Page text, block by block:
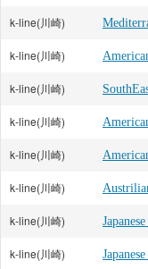
k-line(川崎)
k-line(川崎)
k-line(川崎)
k-line(川崎)
k-line(川崎)
k-line(川崎)
k-line(川崎)
k-line(川崎)